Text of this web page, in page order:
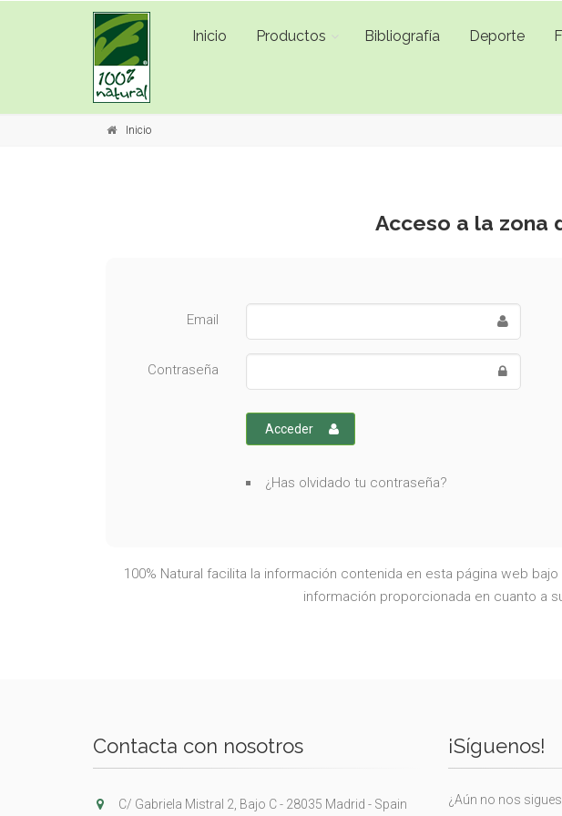
Inicio Productos Bibliografía Deporte
Inicio
Acceso a la zona
Email
Contraseña
Acceder
¿Has olvidado tu contraseña?
100% Natural facilita la información contenida en esta página web
información proporcionada en cuanto a
Contacta con nosotros
C/ Gabriela Mistral 2, Bajo C - 28035 Madrid - Spain
¡Síguenos!
¿Aún no nos sigues